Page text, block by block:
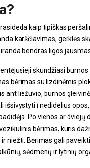
kaip tipiškas
karščiavimas, gerklės
bendras ligos jausmas.
skundžiasi burnos
bėrimas su lizdinėmis
ant liežuvio, burnos
išsivystyti į nedidelius
Po vienos ar dviejų
bėrimas, kuris
niežti. Bėrimas gali
sėdmenų ir lytinių